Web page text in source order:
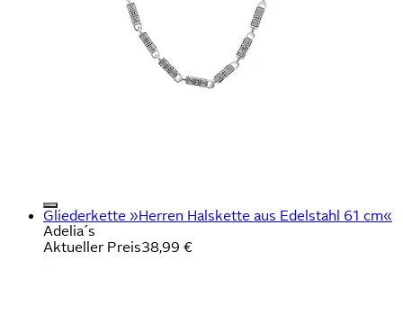
Gliederkette »Herren Halskette aus Edelstahl 61 cm«
Adelia´s
Aktueller Preis38,99 €